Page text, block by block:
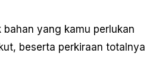
bahan yang kamu perlukan
beserta perkiraan totalnya